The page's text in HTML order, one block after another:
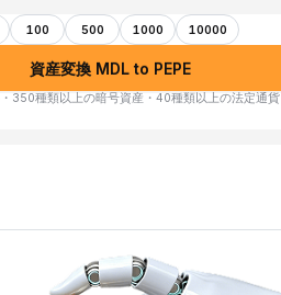
100 500 1000 10000
資産変換 MDL to PEPE
350種類以上の暗号資産・40種類以上の法定通貨